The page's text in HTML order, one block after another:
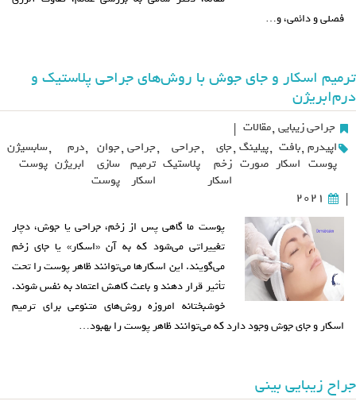
فصلی و دائمی، و…
ترمیم اسکار و جای جوش با روش‌های جراحی پلاستیک و
درم‌ابریژن
جراحی زیبایی ,مقالات |
اپیدرم
پوست
,بافت
اسکار
,پیلینگ
صورت
,جای
زخم
اسکار
,جراحی
پلاستیک
,جراحی
ترمیم
اسکار
,جوان
سازی
پوست
,درم
ابریژن
,سابسیژن
پوست
|
2021
پوست ما گاهی پس از زخم، جراحی یا جوش، دچار
تغییراتی می‌شود که به آن «اسکار» یا جای زخم
می‌گویند. این اسکارها می‌توانند ظاهر پوست را تحت
تأثیر قرار دهند و باعث کاهش اعتماد به نفس شوند.
خوشبختانه امروزه روش‌های متنوعی برای ترمیم
اسکار و جای جوش وجود دارد که می‌توانند ظاهر پوست را بهبود…
جراح زیبایی بینی